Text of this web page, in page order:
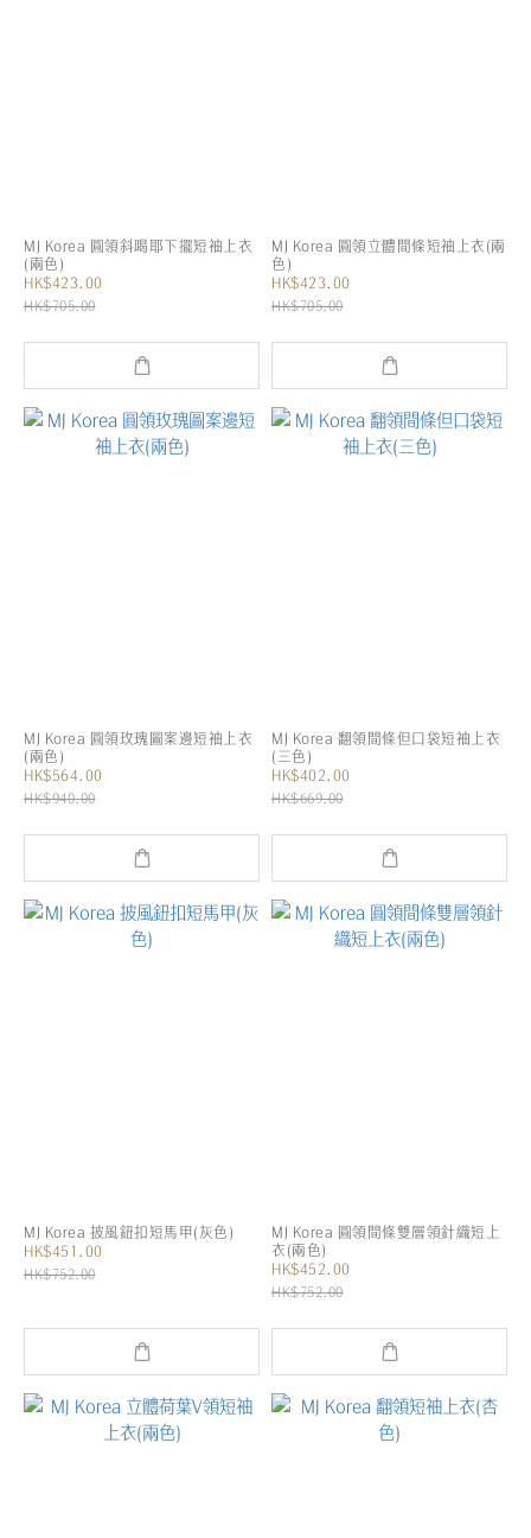
MJ Korea 圓領斜喝耶下擺短袖上衣
(兩色)
HK$423.00
HK$705.00
MJ Korea 圓領立體間條短袖上衣(兩
色)
HK$423.00
HK$705.00
MJ Korea 圓領玫瑰圖案邊短袖上衣
(兩色)
HK$564.00
HK$940.00
MJ Korea 翻領間條但口袋短袖上衣
(三色)
HK$402.00
HK$669.00
MJ Korea 披風鈕扣短馬甲(灰色)
HK$451.00
HK$752.00
MJ Korea 圓領間條雙層領針織短上
衣(兩色)
HK$452.00
HK$752.00